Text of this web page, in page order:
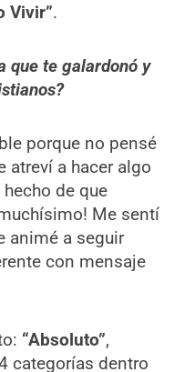
Vivir”.
que te galardonó y
porque no pensé
atreví a hacer algo
de que
Me sentí
animé a seguir
con mensaje
“Absoluto”,
categorías dentro